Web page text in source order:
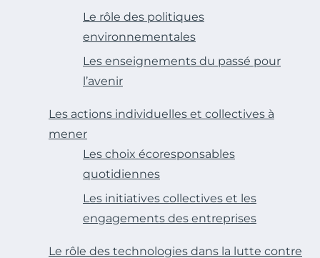
Le rôle des politiques
environnementales
Les enseignements du passé pour
l’avenir
Les actions individuelles et collectives à
mener
Les choix écoresponsables
quotidiennes
Les initiatives collectives et les
engagements des entreprises
Le rôle des technologies dans la lutte contre